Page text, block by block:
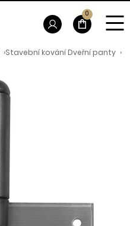
›Stavební kování Dveřní panty ›
0